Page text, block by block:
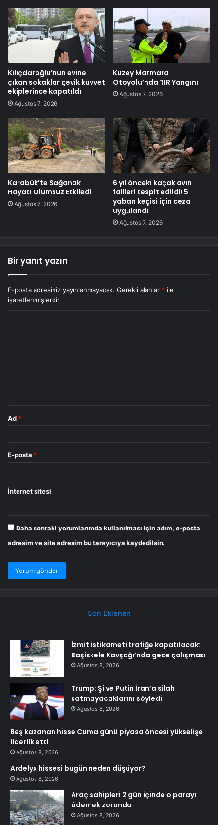
Kılıçdaroğlu’nun evine
çıkan sokaklar çevik kuvvet
ekiplerince kapatıldı
Ağustos 7, 2026
Kuzey Marmara
Otoyolu’nda TIR Yangını
Ağustos 7, 2026
Karabük’te Sağanak
Hayatı Olumsuz Etkiledi
Ağustos 7, 2026
6 yıl önceki kaçak avın
failleri tespit edildi! 5
yaban keçisi için ceza
uygulandı
Ağustos 7, 2026
Bir yanıt yazın
E-posta adresiniz yayınlanmayacak. Gerekli alanlar * ile
işaretlenmişlerdir
Ad *
E-posta *
İnternet sitesi
Daha sonraki yorumlarımda kullanılması için adım, e-posta
adresim ve site adresim bu tarayıcıya kaydedilsin.
Son Eklenen
İzmit istikameti trafiğe kapatılacak:
Başiskele Kavşağı’nda gece çalışması
Ağustos 8, 2026
Trump: Şi ve Putin İran’a silah
satmayacaklarını söyledi
Ağustos 8, 2026
Beş kazanan hisse Cuma günü piyasa öncesi yükselişe
liderlik etti
Ağustos 8, 2026
Ardelyx hissesi bugün neden düşüyor?
Ağustos 8, 2026
Araç sahipleri 2 gün içinde o parayı
ödemek zorunda
Ağustos 8, 2026